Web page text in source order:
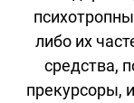
либо их
средства,
прекурсоры,